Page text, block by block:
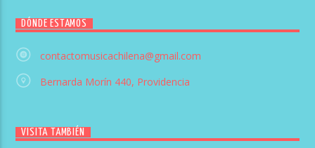
DÓNDE ESTAMOS
contactomusicachilena@gmail.com
Bernarda Morín 440, Providencia
VISITA TAMBIÉN